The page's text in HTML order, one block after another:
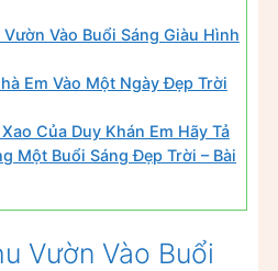
Vườn Vào Buổi Sáng Giàu Hình
Em Vào Một Ngày Đẹp Trời
Của Duy Khán Em Hãy Tả
Một Buổi Sáng Đẹp Trời – Bài
Vườn Vào Buổi